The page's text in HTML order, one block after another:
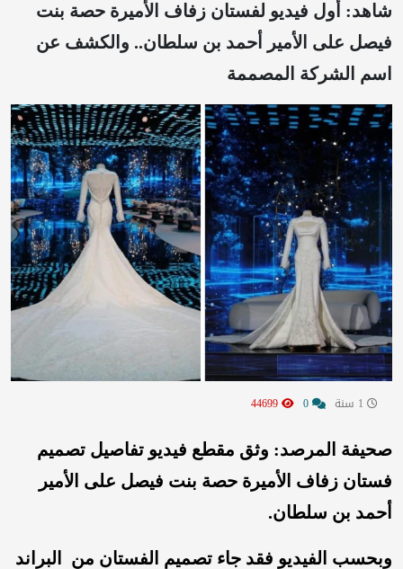
شاهد: أول فيديو لفستان زفاف الأميرة حصة بنت
فيصل على الأمير أحمد بن سلطان.. والكشف عن
اسم الشركة المصممة
صحيفة المرصد: وثق مقطع فيديو تفاصيل تصميم
فستان زفاف الأميرة حصة بنت فيصل على الأمير
أحمد بن سلطان.
وبحسب الفيديو فقد جاء تصميم الفستان من البراند